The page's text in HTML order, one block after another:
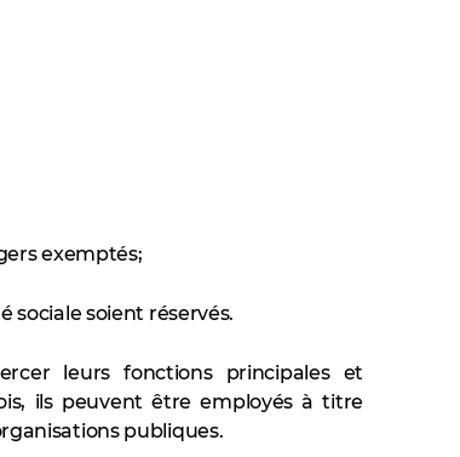
exemptés;
sociale soient réservés.
leurs fonctions principales et
ils peuvent être employés à titre
publiques.